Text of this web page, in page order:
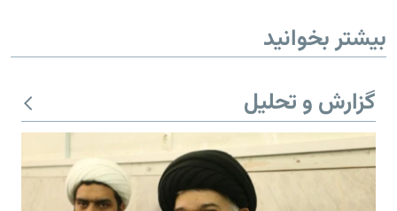
بیشتر بخوانید
گزارش و تحلیل